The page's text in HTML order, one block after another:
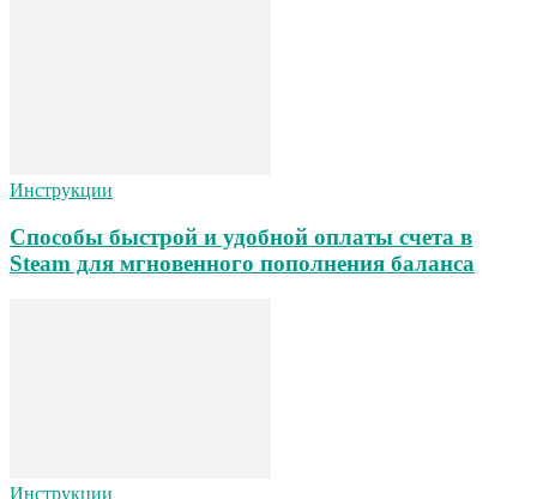
Инструкции
Способы быстрой и удобной оплаты счета в
Steam для мгновенного пополнения баланса
Инструкции